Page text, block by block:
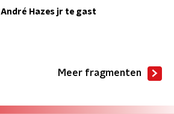
André Hazes jr te gast
Meer fragmenten